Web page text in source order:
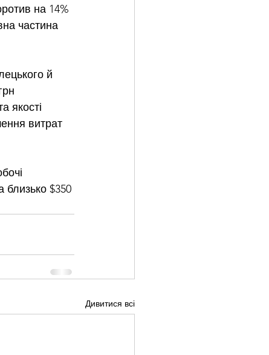
на 14%
частина
й
якості
витрат
близько $350
Дивитися всі